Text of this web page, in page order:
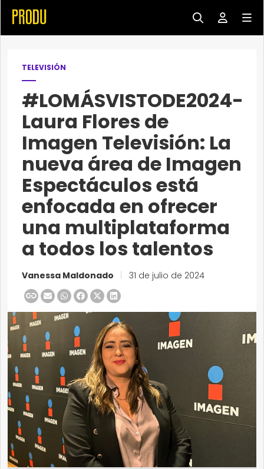
TELEVISIÓN
#LOMÁSVISTODE2024-
Laura Flores de
Imagen Televisión: La
nueva área de Imagen
Espectáculos está
enfocada en ofrecer
una multiplataforma
a todos los talentos
Vanessa Maldonado 31 de julio de 2024